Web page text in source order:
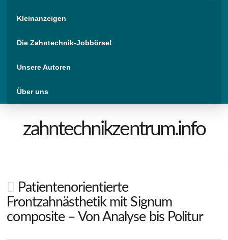
Kleinanzeigen
Die Zahntechnik-Jobbörse!
Unsere Autoren
Über uns
zahntechnikzentrum.info
Patientenorientierte
Frontzahnästhetik mit Signum
composite – Von Analyse bis Politur